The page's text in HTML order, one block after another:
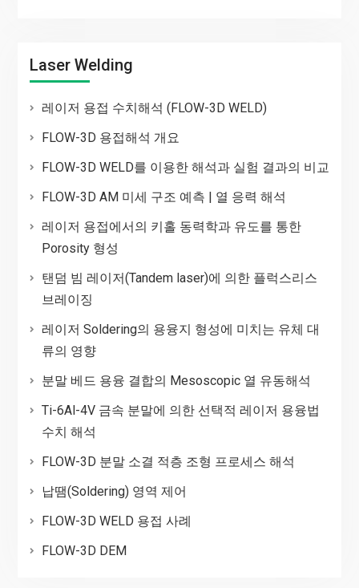
Laser Welding
레이저 용접 수치해석 (FLOW-3D WELD)
FLOW-3D 용접해석 개요
FLOW-3D WELD를 이용한 해석과 실험 결과의 비교
FLOW-3D AM 미세 구조 예측 | 열 응력 해석
레이저 용접에서의 키홀 동력학과 유도를 통한
Porosity 형성
탠덤 빔 레이저(Tandem laser)에 의한 플럭스리스
브레이징
레이저 Soldering의 용융지 형성에 미치는 유체 대
류의 영향
분말 베드 용융 결합의 Mesoscopic 열 유동해석
Ti-6Al-4V 금속 분말에 의한 선택적 레이저 용융법
수치 해석
FLOW-3D 분말 소결 적층 조형 프로세스 해석
납땜(Soldering) 영역 제어
FLOW-3D WELD 용접 사례
FLOW-3D DEM